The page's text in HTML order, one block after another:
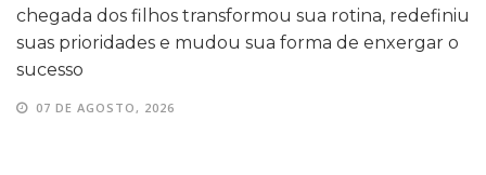
chegada dos filhos transformou sua rotina, redefiniu
suas prioridades e mudou sua forma de enxergar o
sucesso
07 DE AGOSTO, 2026